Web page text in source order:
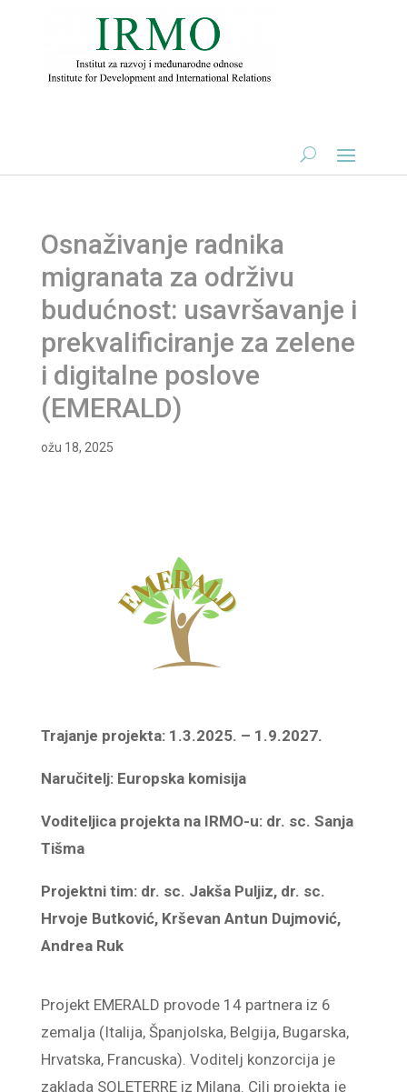
Osnaživanje radnika
migranata za održivu
budućnost: usavršavanje i
prekvalificiranje za zelene
i digitalne poslove
(EMERALD)
ožu 18, 2025
Trajanje projekta: 1.3.2025. – 1.9.2027.
Naručitelj: Europska komisija
Voditeljica projekta na IRMO-u: dr. sc. Sanja
Tišma
Projektni tim: dr. sc. Jakša Puljiz, dr. sc.
Hrvoje Butković, Krševan Antun Dujmović,
Andrea Ruk
Projekt EMERALD provode 14 partnera iz 6
zemalja (Italija, Španjolska, Belgija, Bugarska,
Hrvatska, Francuska). Voditelj konzorcija je
zaklada SOLETERRE iz Milana. Cilj projekta je